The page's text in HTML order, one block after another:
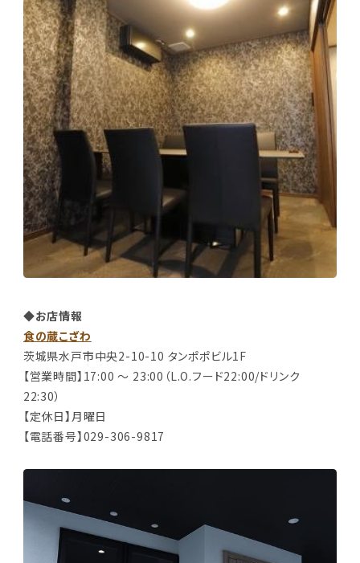
◆お店情報
食の蔵こざわ
茨城県水戸市中央2-10-10 タンポポビル1F
【営業時間】17:00 ～ 23:00（L.O.フード22:00/ドリンク
22:30）
【定休日】月曜日
【電話番号】029-306-9817